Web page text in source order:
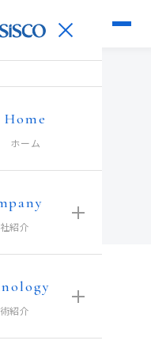
Home
ホーム
紹介
紹介
らせ
知らせ